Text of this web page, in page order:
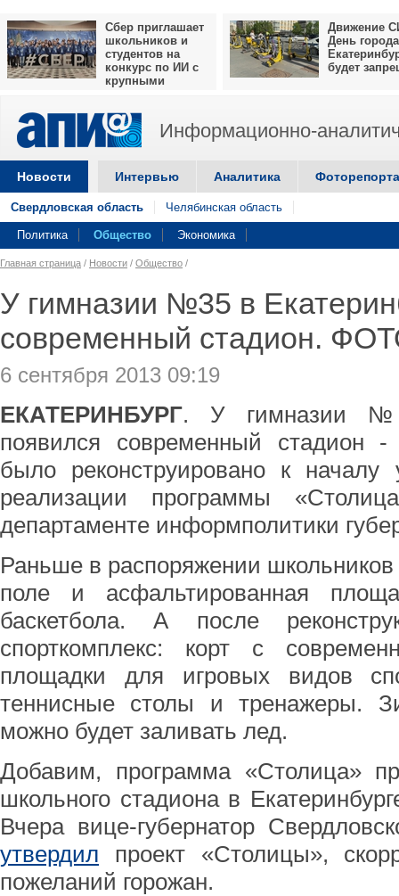
Сбер приглашает
школьников и
студентов на
конкурс по ИИ с
крупными
Движение
День города
будет
Информационно-
Новости Интервью Аналитика
Свердловская область Челябинская область
Политика Общество Экономика
Главная страница / Новости / Общество /
У гимназии №35 в
современный стадион.
6 сентября 2013 09:19
ЕКАТЕРИНБУРГ. У гимназии
появился современный стадион -
было реконструировано к началу
реализации программы
департаменте информполитики
Раньше в распоряжении
поле и асфальтированная
баскетбола. А после
спорткомплекс: корт с
площадки для игровых видов
теннисные столы и тренажеры.
можно будет заливать лед.
Добавим, программа «Столица»
школьного стадиона в
Вчера вице-губернатор
утвердил проект «Столицы»,
пожеланий горожан.